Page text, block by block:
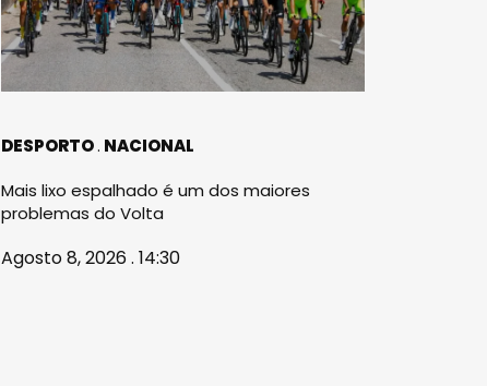
DESPORTO NACIONAL
Mais lixo espalhado é um dos maiores
problemas do Volta
Agosto 8, 2026 . 14:30